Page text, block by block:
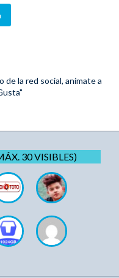
de la red social, anímate a
30 VISIBLES)